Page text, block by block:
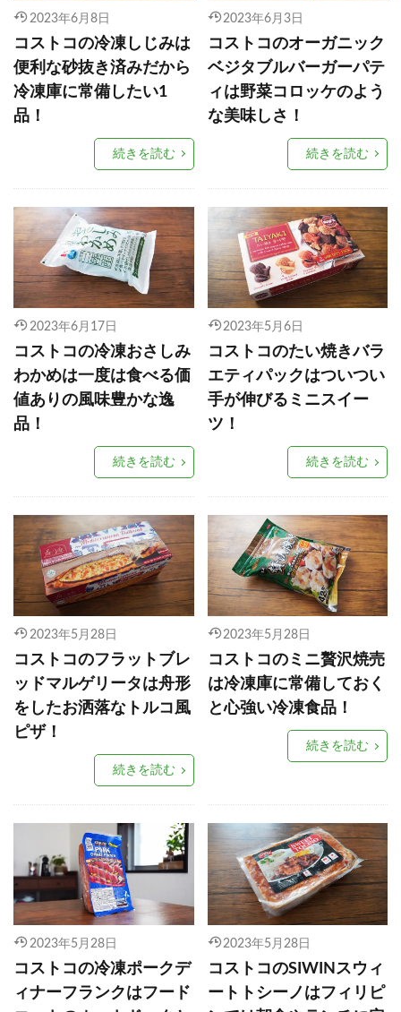
2023年6月8日
コストコの冷凍しじみは
便利な砂抜き済みだから
冷凍庫に常備したい1
品！
続きを読む
2023年6月3日
コストコのオーガニック
ベジタブルバーガーパテ
ィは野菜コロッケのよう
な美味しさ！
続きを読む
2023年6月17日
コストコの冷凍おさしみ
わかめは一度は食べる価
値ありの風味豊かな逸
品！
続きを読む
2023年5月6日
コストコのたい焼きバラ
エティパックはついつい
手が伸びるミニスイー
ツ！
続きを読む
2023年5月28日
コストコのフラットブレ
ッドマルゲリータは舟形
をしたお洒落なトルコ風
ピザ！
続きを読む
2023年5月28日
コストコのミニ贅沢焼売
は冷凍庫に常備しておく
と心強い冷凍食品！
続きを読む
2023年5月28日
コストコの冷凍ポークデ
ィナーフランクはフード
2023年5月28日
コストコのSIWINスウィ
ートトシーノはフィリピ